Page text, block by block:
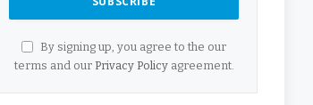
By signing up, you agree to the our
terms and our Privacy Policyagreement.